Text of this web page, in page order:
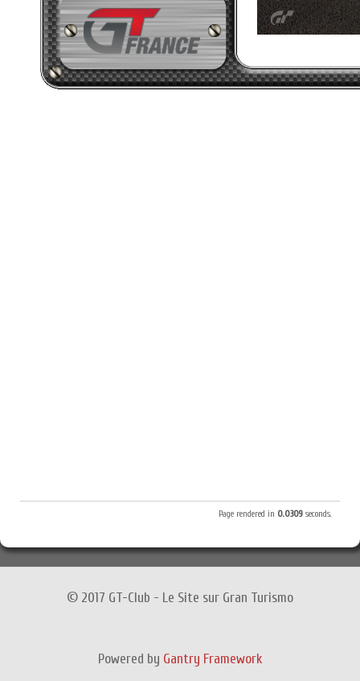
Page rendered in 0.0309 seconds.
© 2017 GT-Club - Le Site sur Gran Turismo
Powered by Gantry Framework